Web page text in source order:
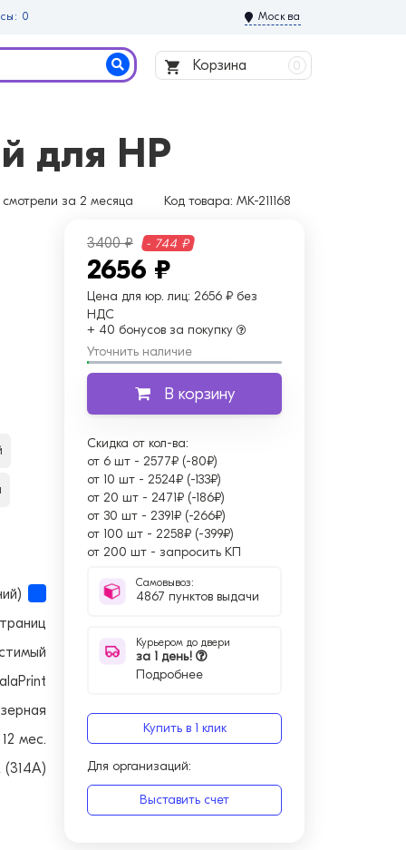
0 Москва
Корзина 0
для HP
смотрели за 2 месяца Код товара: MK-211168
12 мес.
(314A)
3400 ₽ - 744 ₽
2656 ₽
Цена для юр. лиц: 2656 ₽ без
НДС
+ 40 бонусов за покупку
Уточнить наличие
В корзину
Скидка от кол-ва:
от 6 шт - 2577₽ (-80₽)
от 10 шт - 2524₽ (-133₽)
от 20 шт - 2471₽ (-186₽)
от 30 шт - 2391₽ (-266₽)
от 100 шт - 2258₽ (-399₽)
от 200 шт - запросить КП
Самовывоз:
4867 пунктов выдачи
Курьером до двери
за 1 день!
Подробнее
Купить в 1 клик
Для организаций:
Выставить счет